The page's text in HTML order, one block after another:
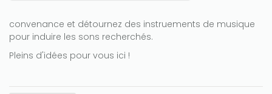
convenance et détournez des instruements de musique
pour induire les sons recherchés.
Pleins d'idées pour vous ici !